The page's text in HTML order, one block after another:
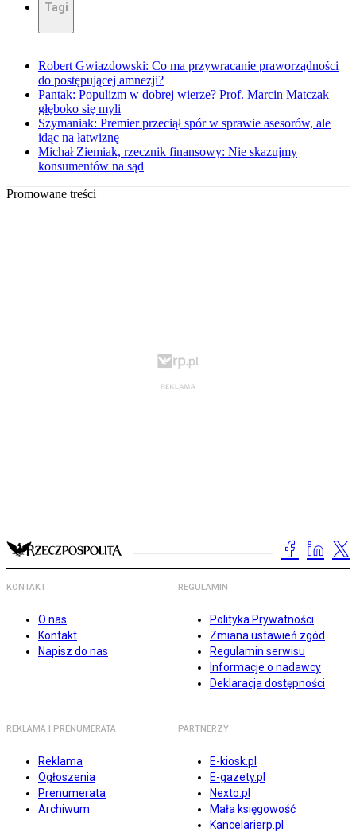
Tagi
Robert Gwiazdowski: Co ma przywracanie praworządności
do postępującej amnezji?
Pantak: Populizm w dobrej wierze? Prof. Marcin Matczak
głęboko się myli
Szymaniak: Premier przeciął spór w sprawie asesorów, ale
idąc na łatwiznę
Michał Ziemiak, rzecznik finansowy: Nie skazujmy
konsumentów na sąd
Promowane treści
KONTAKT
O nas
Kontakt
Napisz do nas
REGULAMIN
Polityka Prywatności
Zmiana ustawień zgód
Regulamin serwisu
Informacje o nadawcy
Deklaracja dostępności
REKLAMA I PRENUMERATA
Reklama
Ogłoszenia
Prenumerata
Archiwum
PARTNERZY
E-kiosk.pl
E-gazety.pl
Nexto.pl
Mała księgowość
Kancelarierp.pl